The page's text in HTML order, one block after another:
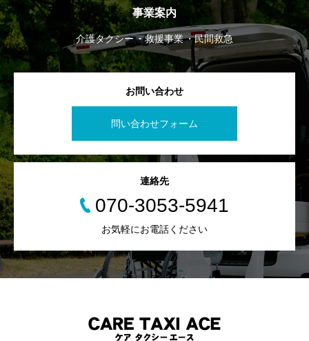
事業案内
介護タクシー 救援事業 民間救急
お問い合わせ
問い合わせフォーム
連絡先
070-3053-5941
お気軽にお電話ください